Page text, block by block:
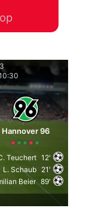
Hannover 96
Teuchert 12'
L. Schaub 21'
Beier 89'